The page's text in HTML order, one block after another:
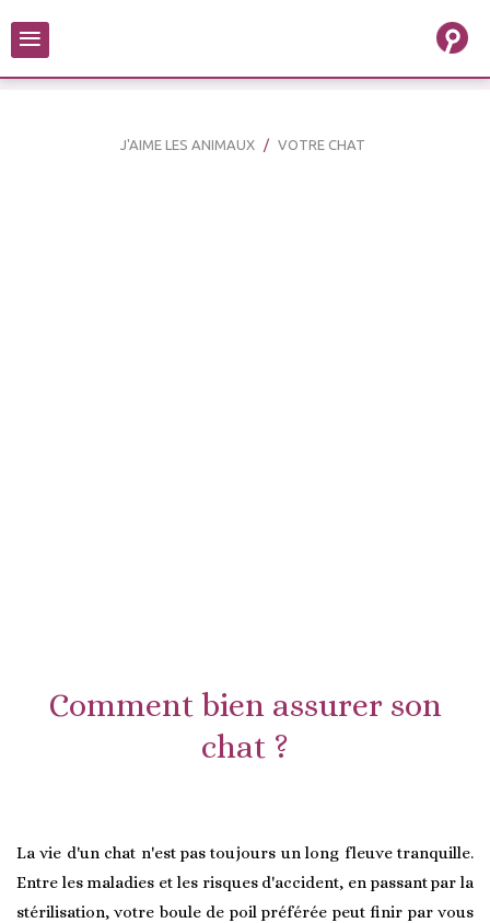
≡
J'AIME LES ANIMAUX VOTRE CHAT
Comment bien assurer son
chat ?
La vie d'un chat n'est pas toujours un long fleuve tranquille.
Entre les maladies et les risques d'accident, en passant par la
stérilisation, votre boule de poil préférée peut finir par vous